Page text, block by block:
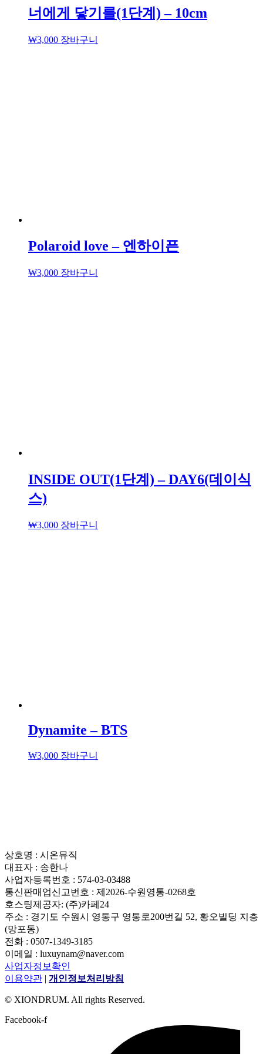
너에게 닿기를(1단계) – 10cm
₩3,000 장바구니
Polaroid love – 엔하이픈
₩3,000 장바구니
INSIDE OUT(1단계) – DAY6(데이식
스)
₩3,000 장바구니
Dynamite – BTS
₩3,000 장바구니
상호명 : 시온뮤직
대표자 : 송한나
사업자등록번호 : 574-03-03488
통신판매업신고번호 : 제2026-수원영통-0268호
호스팅제공자: (주)카페24
주소 : 경기도 수원시 영통구 영통로200번길 52, 황오빌딩 지층
(망포동)
전화 : 0507-1349-3185
이메일 : luxuynam@naver.com
사업자정보확인
이용약관 | 개인정보처리방침
© XIONDRUM. All rights Reserved.
Facebook-f